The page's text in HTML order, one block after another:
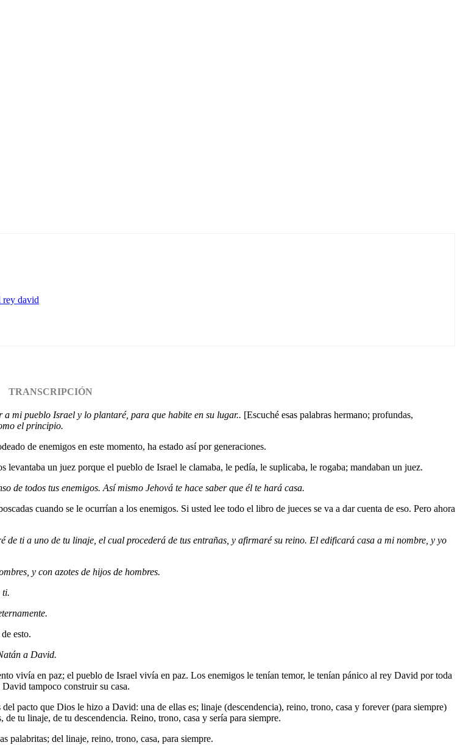
rey david
TRANSCRIPCIÓN
mi pueblo Israel y lo plantaré, para que habite en su lugar.. [Escuché esas palabras hermano; profundas,
el principio.
de enemigos en este momento, ha estado así por generaciones.
un juez porque el pueblo de Israel le clamaba, le pedía, le suplicaba, le rogaba; mandaban un juez.
de todos tus enemigos. Así mismo Jehová te hace saber que él te hará casa.
cuando se le ocurrían a los enemigos. Si usted lee todo el libro de jueces se va a dar cuenta de eso. Pero ahora
de ti a uno de tu linaje, el cual procederá de tus entrañas, y afirmaré su reino. El edificará casa a mi nombre, y yo
y con azotes de hijos de hombres.
ti.
esto.
a David.
vivía en paz; el pueblo de Israel vivía en paz. Los enemigos le tenían temor, le tenían pánico al rey David por toda
tampoco construir su casa.
pacto que Dios le hizo a David: una de ellas es; linaje (descendencia), reino, trono, casa y forever (para siempre)
tu linaje, de tu descendencia. Reino, trono, casa y sería para siempre.
palabritas; del linaje, reino, trono, casa, para siempre.